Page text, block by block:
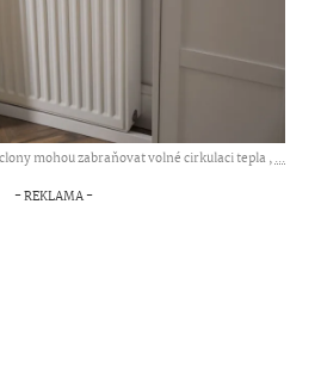
mohou zabraňovat volné cirkulaci tepla ,...